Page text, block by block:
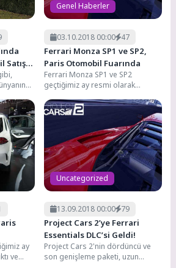
Genel Haberler
03.10.2018 00:00 47
Ferrari Monza SP1 ve SP2,
Paris Otomobil Fuarında
Ferrari Monza SP1 ve SP2
geçtiğimiz ay resmi olarak
otomobiller...
ay
ve
Uncategorized
13.09.2018 00:00 79
Project Cars 2’ye Ferrari
Essentials DLC’si Geldi!
Project Cars 2'nin dördüncü ve
son genişleme paketi, uzun